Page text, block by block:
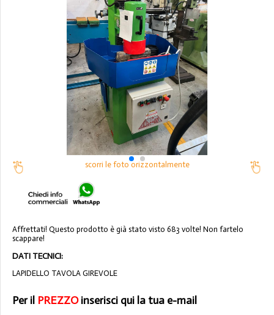
scorri le foto orizzontalmente
Affrettati! Questo prodotto è già stato visto 683 volte! Non fartelo
scappare!
DATI TECNICI:
LAPIDELLO TAVOLA GIREVOLE
Per il PREZZOinserisci qui la tua e-mail